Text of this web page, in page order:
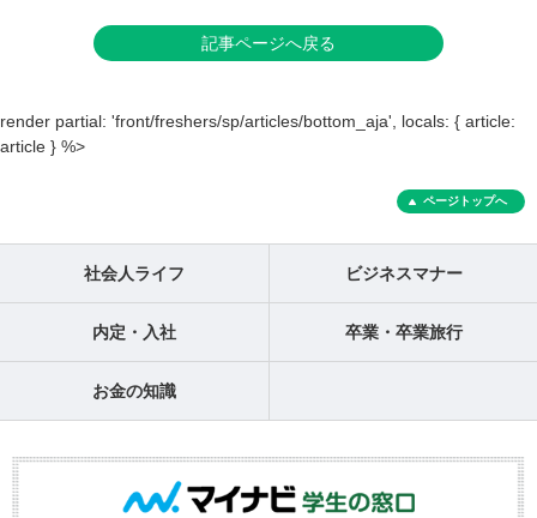
記事ページへ戻る
render partial: 'front/freshers/sp/articles/bottom_aja', locals: { article:
article } %>
ページトップへ
社会人ライフ ビジネスマナー
内定・入社 卒業・卒業旅行
お金の知識